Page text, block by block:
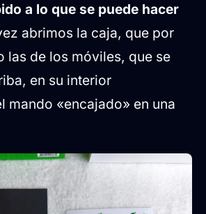
a lo que se puede hacer
abrimos la caja, que por
las de los móviles, que se
en su interior
mando «encajado» en una